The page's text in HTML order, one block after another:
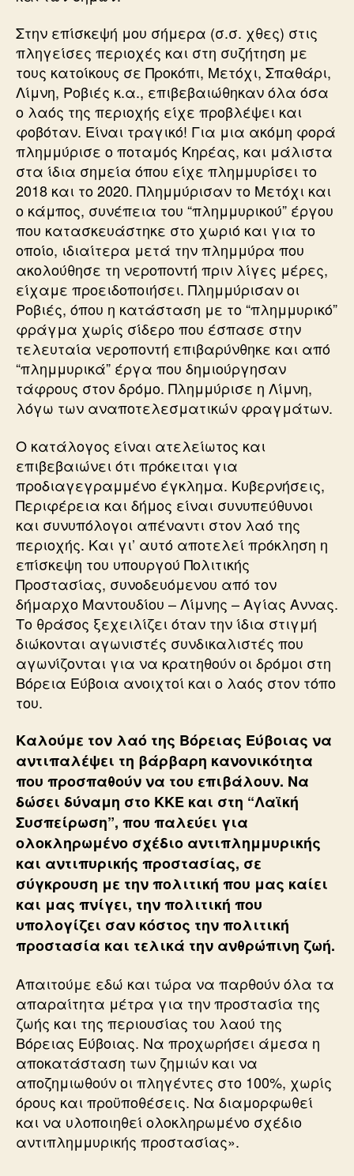
Στην επίσκεψή μου σήμερα (σ.σ. χθες) στις
πληγείσες περιοχές και στη συζήτηση με
τους κατοίκους σε Προκόπι, Μετόχι, Σπαθάρι,
Λίμνη, Ροβιές κ.α., επιβεβαιώθηκαν όλα όσα
ο λαός της περιοχής είχε προβλέψει και
φοβόταν. Είναι τραγικό! Για μια ακόμη φορά
πλημμύρισε ο ποταμός Κηρέας, και μάλιστα
στα ίδια σημεία όπου είχε πλημμυρίσει το
2018 και το 2020. Πλημμύρισαν το Μετόχι και
ο κάμπος, συνέπεια του “πλημμυρικού” έργου
που κατασκευάστηκε στο χωριό και για το
οποίο, ιδιαίτερα μετά την πλημμύρα που
ακολούθησε τη νεροποντή πριν λίγες μέρες,
είχαμε προειδοποιήσει. Πλημμύρισαν οι
Ροβιές, όπου η κατάσταση με το “πλημμυρικό”
φράγμα χωρίς σίδερο που έσπασε στην
τελευταία νεροποντή επιβαρύνθηκε και από
“πλημμυρικά” έργα που δημιούργησαν
τάφρους στον δρόμο. Πλημμύρισε η Λίμνη,
λόγω των αναποτελεσματικών φραγμάτων.
Ο κατάλογος είναι ατελείωτος και
επιβεβαιώνει ότι πρόκειται για
προδιαγεγραμμένο έγκλημα. Κυβερνήσεις,
Περιφέρεια και δήμος είναι συνυπεύθυνοι
και συνυπόλογοι απέναντι στον λαό της
περιοχής. Και γι’ αυτό αποτελεί πρόκληση η
επίσκεψη του υπουργού Πολιτικής
Προστασίας, συνοδευόμενου από τον
δήμαρχο Μαντουδίου – Λίμνης – Αγίας Αννας.
Το θράσος ξεχειλίζει όταν την ίδια στιγμή
διώκονται αγωνιστές συνδικαλιστές που
αγωνίζονται για να κρατηθούν οι δρόμοι στη
Βόρεια Εύβοια ανοιχτοί και ο λαός στον τόπο
του.
Καλούμε τον λαό της Βόρειας Εύβοιας να
αντιπαλέψει τη βάρβαρη κανονικότητα
που προσπαθούν να του επιβάλουν. Να
δώσει δύναμη στο ΚΚΕ και στη “Λαϊκή
Συσπείρωση”, που παλεύει για
ολοκληρωμένο σχέδιο αντιπλημμυρικής
και αντιπυρικής προστασίας, σε
σύγκρουση με την πολιτική που μας καίει
και μας πνίγει, την πολιτική που
υπολογίζει σαν κόστος την πολιτική
προστασία και τελικά την ανθρώπινη ζωή.
Απαιτούμε εδώ και τώρα να παρθούν όλα τα
απαραίτητα μέτρα για την προστασία της
ζωής και της περιουσίας του λαού της
Βόρειας Εύβοιας. Να προχωρήσει άμεσα η
αποκατάσταση των ζημιών και να
αποζημιωθούν οι πληγέντες στο 100%, χωρίς
όρους και προϋποθέσεις. Να διαμορφωθεί
και να υλοποιηθεί ολοκληρωμένο σχέδιο
αντιπλημμυρικής προστασίας».